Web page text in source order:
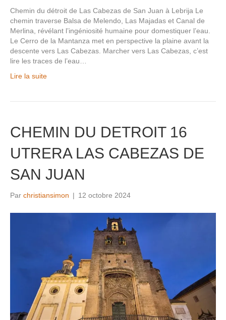
Chemin du détroit de Las Cabezas de San Juan à Lebrija Le
chemin traverse Balsa de Melendo, Las Majadas et Canal de
Merlina, révélant l’ingéniosité humaine pour domestiquer l’eau.
Le Cerro de la Mantanza met en perspective la plaine avant la
descente vers Las Cabezas. Marcher vers Las Cabezas, c’est
lire les traces de l’eau…
Lire la suite
CHEMIN DU DETROIT 16
UTRERA LAS CABEZAS DE
SAN JUAN
Par christiansimon | 12 octobre 2024